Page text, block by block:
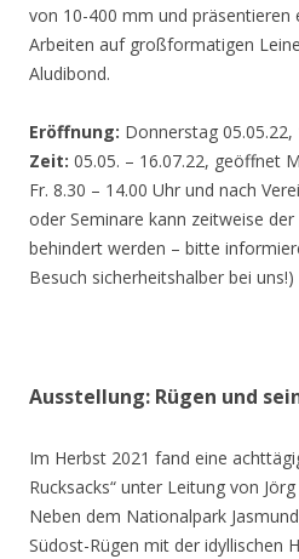
von 10-400 mm und präsentieren
Arbeiten auf großformatigen
Aludibond.
Eröffnung: Donnerstag 05.05.22,
Zeit: 05.05. – 16.07.22, geöffnet
Fr. 8.30 – 14.00 Uhr und nach
oder Seminare kann zeitweise
behindert werden – bitte
Besuch sicherheitshalber bei uns!)
Ausstellung: Rügen und
Im Herbst 2021 fand eine
Rucksacks“ unter Leitung von
Neben dem Nationalpark
Südost-Rügen mit der idyllischen